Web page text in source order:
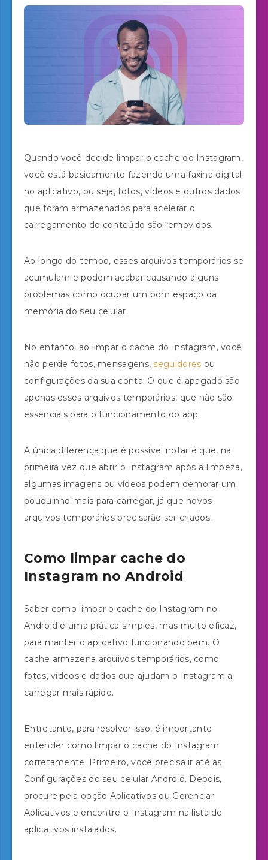
Quando você decide limpar o cache do Instagram,
você está basicamente fazendo uma faxina digital
no aplicativo, ou seja, fotos, vídeos e outros dados
que foram armazenados para acelerar o
carregamento do conteúdo são removidos.
Ao longo do tempo, esses arquivos temporários se
acumulam e podem acabar causando alguns
problemas como ocupar um bom espaço da
memória do seu celular.
No entanto, ao limpar o cache do Instagram, você
não perde fotos, mensagens, seguidores ou
configurações da sua conta. O que é apagado são
apenas esses arquivos temporários, que não são
essenciais para o funcionamento do app
A única diferença que é possível notar é que, na
primeira vez que abrir o Instagram após a limpeza,
algumas imagens ou vídeos podem demorar um
pouquinho mais para carregar, já que novos
arquivos temporários precisarão ser criados.
Como limpar cache do
Instagram no Android
Saber como limpar o cache do Instagram no
Android é uma prática simples, mas muito eficaz,
para manter o aplicativo funcionando bem. O
cache armazena arquivos temporários, como
fotos, vídeos e dados que ajudam o Instagram a
carregar mais rápido.
Entretanto, para resolver isso, é importante
entender como limpar o cache do Instagram
corretamente. Primeiro, você precisa ir até as
Configurações do seu celular Android. Depois,
procure pela opção Aplicativos ou Gerenciar
Aplicativos e encontre o Instagram na lista de
aplicativos instalados.